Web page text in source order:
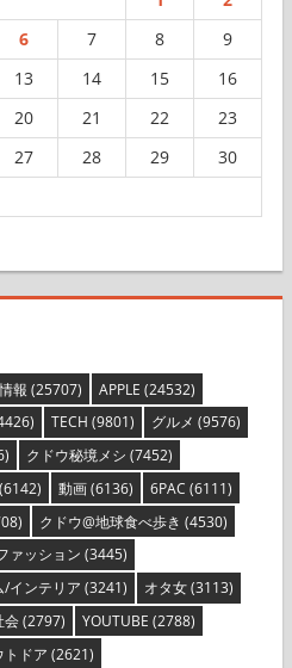
1
2
6 7 8
9
13 14 15
16
20 21 22
23
27 28 29
30
報(25707) APPLE
(24532)
TECH(9801) グルメ
クドウ秘境メシ(7452)
動画(6136) 6PAC (6111)
クドウ@地球食べ歩き
ァッション (3445)
インテリア (3241) オタ女(3113)
(2797) YOUTUBE